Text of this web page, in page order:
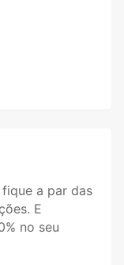
a par das
E
no seu